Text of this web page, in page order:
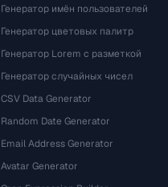
Генератор имён пользователей
Генератор цветовых палитр
Генератор Lorem с разметкой
Генератор случайных чисел
CSV Data Generator
Random Date Generator
Email Address Generator
Avatar Generator